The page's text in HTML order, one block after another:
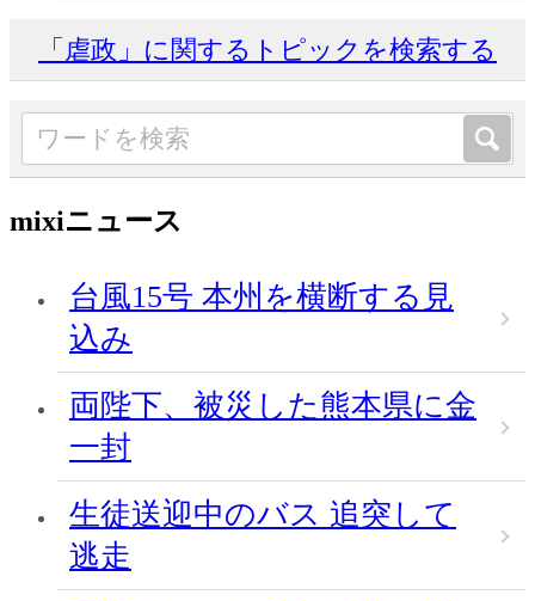
「虐政」に関するトピックを検索する
mixiニュース
台風15号 本州を横断する見
込み
両陛下、被災した熊本県に金
一封
生徒送迎中のバス 追突して
逃走